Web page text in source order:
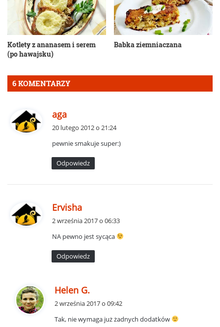
Kotlety z ananasem i serem
(po hawajsku)
Babka ziemniaczana
6 KOMENTARZY
aga
z
e
:
20 lutego 2012 o 21:24
pewnie smakuje super:)
Odpowiedz
Ervisha
z
e
:
2 września 2017 o 06:33
NA pewno jest sycąca
Odpowiedz
Helen G.
z
2 września 2017 o 09:42
Tak, nie wymaga już żadnych dodatków